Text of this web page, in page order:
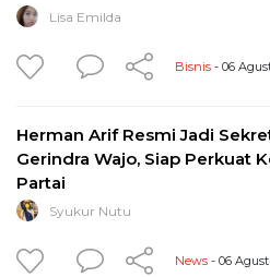
Lisa Emilda
Bisnis - 06
Herman Arif Resmi Jadi
Gerindra Wajo, Siap Perkuat
Partai
Syukur Nutu
News - 06